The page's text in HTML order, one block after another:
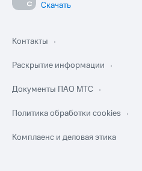
Скачать
Контакты
Раскрытие информации
Документы ПАО МТС
Политика обработки cookies
Комплаенс и деловая этика